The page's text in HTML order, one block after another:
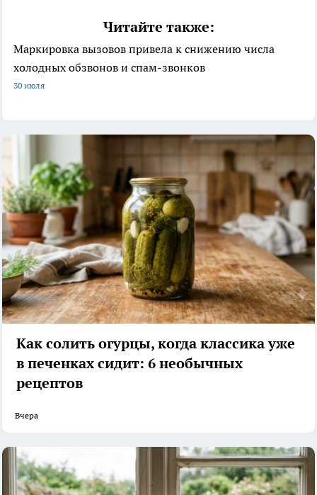
Читайте также:
Маркировка вызовов привела к снижению числа
холодных обзвонов и спам-звонков
30 июля
Как солить огурцы, когда классика уже
в печенках сидит: 6 необычных
рецептов
Вчера